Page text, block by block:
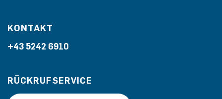
KONTAKT
+43 5242 6910
RÜCKRUFSERVICE